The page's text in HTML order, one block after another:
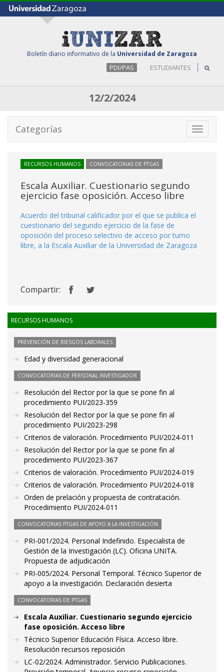
Boletín diario informativo de la Universidad de Zaragoza
PDI/PAS ESTUDIANTES
12/2/2024
Toggle
Categorías
RECURSOS HUMANOS CONVOCATORIAS DE PTGAS
Escala Auxiliar. Cuestionario segundo
ejercicio fase oposición. Acceso libre
Acuerdo del tribunal calificador por el que se publica el
cuestionario del segundo ejercicio de la fase de
oposición del proceso selectivo de acceso por turno
libre, a la Escala Auxiliar de la Universidad de Zaragoza
Compartir:
RECURSOS HUMANOS
PREVENCIÓN DE RIESGOS LABORALES
Edad y diversidad generacional
CONVOCATORIAS DE PERSONAL INVESTIGADOR
Resolución del Rector por la que se pone fin al
procedimiento PUI/2023-359
Resolución del Rector por la que se pone fin al
procedimiento PUI/2023-298
Criterios de valoración. Procedimiento PUI/2024-011
Resolución del Rector por la que se pone fin al
procedimiento PUI/2023-367
Criterios de valoración. Procedimiento PUI/2024-019
Criterios de valoración. Procedimiento PUI/2024-018
Orden de prelación y propuesta de contratación.
Procedimiento PUI/2024-011
CONVOCATORIAS PTGAS DE APOYO A LA INVESTIGACIÓN
PRI-001/2024. Personal Indefinido. Especialista de
Gestión de la Investigación (LC). Oficina UNITA.
Propuesta de adjudicación
PRI-005/2024. Personal Temporal. Técnico Superior de
apoyo a la investigación. Declaración desierta
CONVOCATORIAS DE PTGAS
Escala Auxiliar. Cuestionario segundo ejercicio
fase oposición. Acceso libre
Técnico Superior Educación Física. Acceso libre.
Resolución recursos reposición
LC-02/2024. Administrador. Servicio Publicaciones.